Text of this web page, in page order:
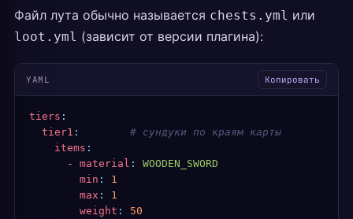
Файл лута обычно называется chests.yml или
loot.yml (зависит от версии плагина):
YAML Копировать
tiers :
  tier1
:
        # сундуки по краям карты
    items
:
      -
material :
WOODEN_SWORD
        min
:
1
        max
:
1
        weight
:
50